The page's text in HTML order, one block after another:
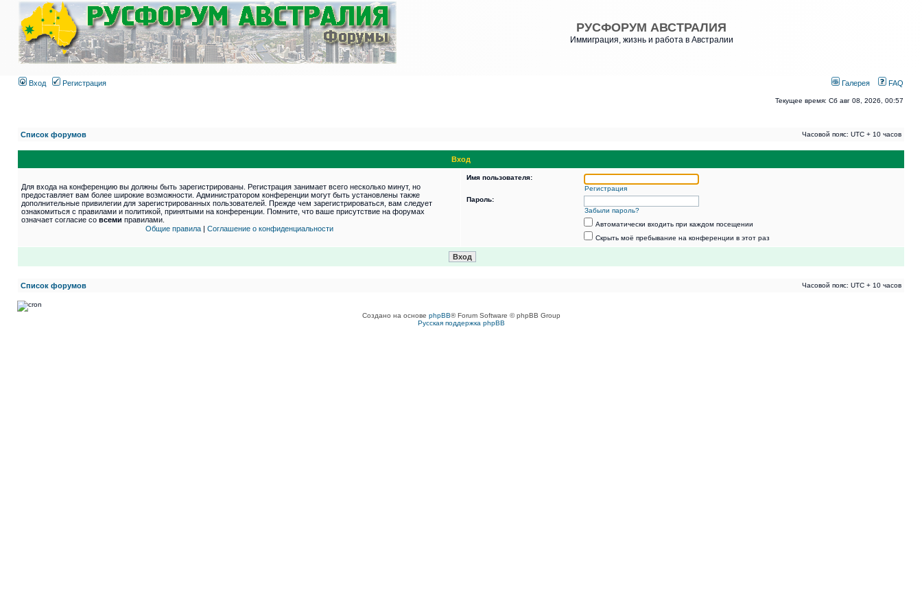
РУСФОРУМ АВСТРАЛИЯ
Иммиграция, жизнь и работа в Австралии
Вход Регистрация Галерея FAQ
Текущее время: Сб авг 08, 2026, 00:57
Список форумов Часовой пояс: UTC + 10 часов
Вход
Для входа на конференцию вы должны быть зарегистрированы. Регистрация занимает всего несколько минут, но
предоставляет вам более широкие возможности. Администратором конференции могут быть установлены также
дополнительные привилегии для зарегистрированных пользователей. Прежде чем зарегистрироваться, вам следует
ознакомиться с правилами и политикой, принятыми на конференции. Помните, что ваше присутствие на форумах
означает согласие со всеми правилами.
Общие правила| Соглашение о конфиденциальности
Имя пользователя:
Регистрация
Пароль:
Забыли пароль?
Автоматически входить при каждом посещении
Скрыть моё пребывание на конференции в этот раз
Список форумов Часовой пояс: UTC + 10 часов
Создано на основе phpBB® Forum Software © phpBB Group
Русская поддержка phpBB